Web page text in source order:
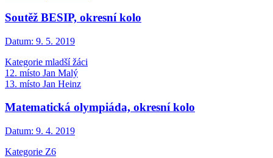
Soutěž BESIP, okresní kolo
Datum: 9. 5. 2019
Kategorie mladší žáci
12. místo Jan Malý
13. místo Jan Heinz
Matematická olympiáda, okresní kolo
Datum: 9. 4. 2019
Kategorie Z6